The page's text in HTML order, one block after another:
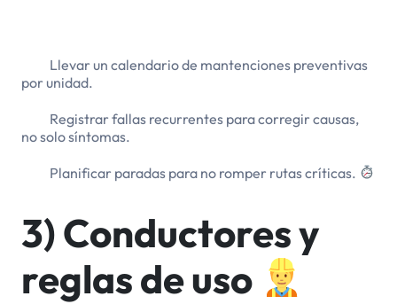
Llevar un calendario de mantenciones preventivas
por unidad.
Registrar fallas recurrentes para corregir causas,
no solo síntomas.
Planificar paradas para no romper rutas críticas.
3) Conductores y
reglas de uso